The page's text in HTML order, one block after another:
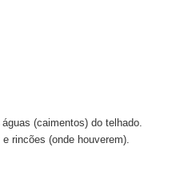
(caimentos) do telhado.
rincões (onde houverem).